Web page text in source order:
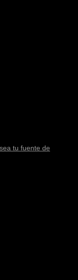
tu fuente de